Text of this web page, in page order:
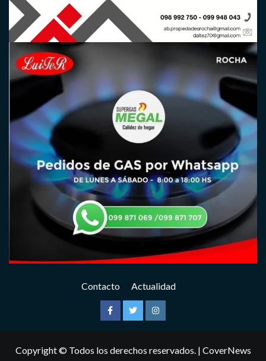
Contacto Actualidad
FacebookTwitterInstagram
Copyright © Todos los derechos reservados. | CoverNews